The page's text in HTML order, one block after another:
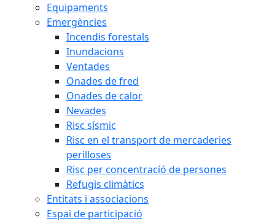
Equipaments
Emergències
Incendis forestals
Inundacions
Ventades
Onades de fred
Onades de calor
Nevades
Risc sísmic
Risc en el transport de mercaderies
perilloses
Risc per concentracíó de persones
Refugis climàtics
Entitats i associacions
Espai de participació